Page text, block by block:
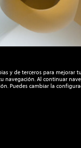
y de terceros para mejorar
navegación. Al continuar
Puedes cambiar la